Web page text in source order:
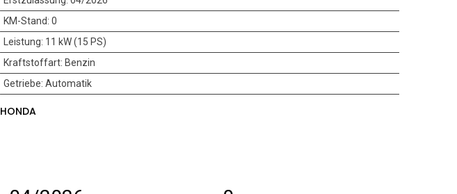
KM-Stand: 0
Leistung: 11 kW (15 PS)
Kraftstoffart: Benzin
Getriebe: Automatik
HONDA